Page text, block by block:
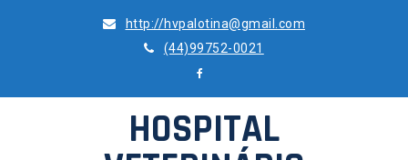
http://hvpalotina@gmail.com
(44)99752-0021
HOSPITAL